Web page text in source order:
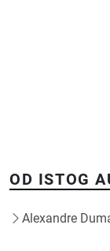
OD ISTOG
Alexandre